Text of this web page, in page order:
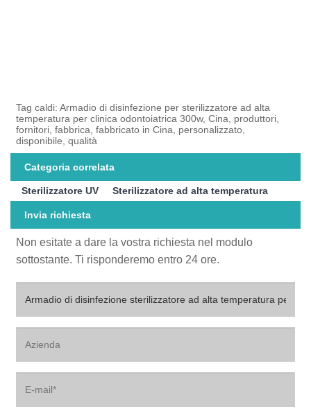
Tag caldi: Armadio di disinfezione per sterilizzatore ad alta
temperatura per clinica odontoiatrica 300w, Cina, produttori,
fornitori, fabbrica, fabbricato in Cina, personalizzato,
disponibile, qualità
Categoria correlata
Sterilizzatore UV Sterilizzatore ad alta temperatura
Invia richiesta
Non esitate a dare la vostra richiesta nel modulo
sottostante. Ti risponderemo entro 24 ore.